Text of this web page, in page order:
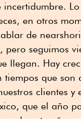
incertidumbre.
en otros
de
pero seguimos
llegan. Hay
tiempos que son
clientes y
que el año